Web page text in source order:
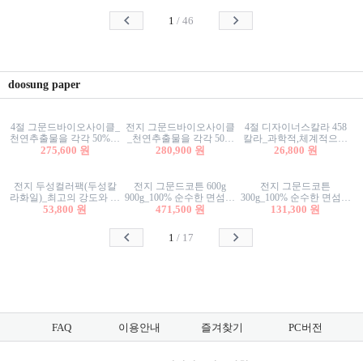
1 /46
doosung paper
4절 그문드바이오사이클_
천연추출물을 각각 50%이
상 함유한 친환경그래픽
275,600 원
전지 그문드바이오사이클
_천연추출물을 각각 50%
이상 함유한 친환경그래
280,900 원
4절 디자이너스칼라 458
칼라_과학적,체계적으로
분류된 200색을 갖춘 색지
26,800 원
전지 두성컬러팩(두성칼
라화일)_최고의 강도와 평
활성을 지닌 다양한 컬러
53,800 원
전지 그문드코튼 600g
900g_100% 순수한 면섬유
로 만든 친환경프리미엄
471,500 원
전지 그문드코튼
300g_100% 순수한 면섬유
로 만든 친환경프리미엄
131,300 원
1 / 17
FAQ 이용안내 즐겨찾기 PC버전